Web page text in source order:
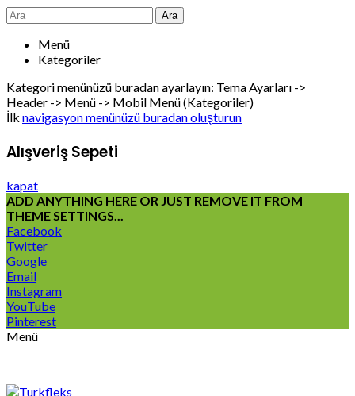
Ara
Menü
Kategoriler
Kategori menünüzü buradan ayarlayın: Tema Ayarları ->
Header -> Menü -> Mobil Menü (Kategoriler)
İlk navigasyon menünüzü buradan oluşturun
Alışveriş Sepeti
kapat
ADD ANYTHING HERE OR JUST REMOVE IT FROM
THEME SETTINGS...
Facebook
Twitter
Google
Email
Instagram
YouTube
Pinterest
Menü